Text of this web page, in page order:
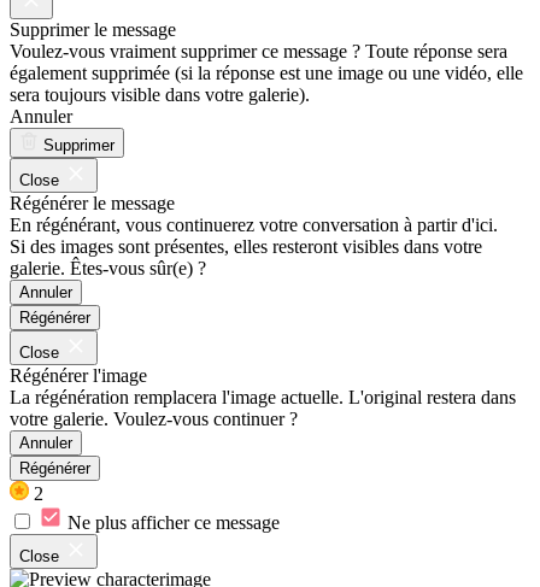
Supprimer le message
Voulez-vous vraiment supprimer ce message ? Toute réponse sera
également supprimée (si la réponse est une image ou une vidéo, elle
sera toujours visible dans votre galerie).
Annuler
Supprimer
Close
Régénérer le message
En régénérant, vous continuerez votre conversation à partir d'ici.
Si des images sont présentes, elles resteront visibles dans votre
galerie. Êtes-vous sûr(e) ?
Annuler
Régénérer
Close
Régénérer l'image
La régénération remplacera l'image actuelle. L'original restera dans
votre galerie. Voulez-vous continuer ?
Annuler
Régénérer
2
Ne plus afficher ce message
Close